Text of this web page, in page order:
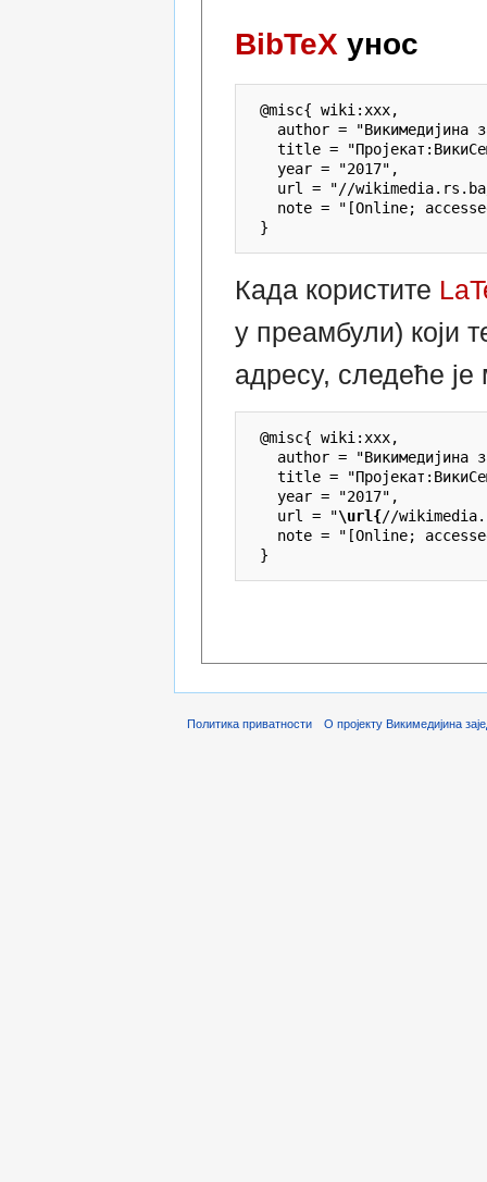
BibTeX унос
@misc{ wiki:xxx,
author = "Викимедијина
title =
   year = "2017",
url = "//
note = "[Online;
Када користите
у преамбули) који
адресу, следеће
@misc{ wiki:xxx,
author = "Викимедијина
title =
   year = "2017",
   url = "
\url{//
note = "[Online;
Политика приватности О пројекту Викимедијина